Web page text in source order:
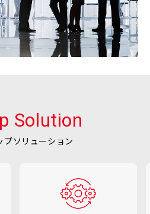
Solution
プソリューション